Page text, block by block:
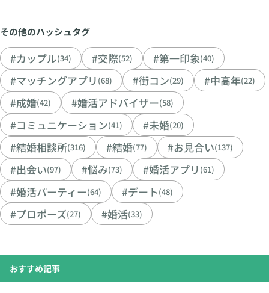
その他のハッシュタグ
#カップル(34) #交際(52) #第一印象(40)
#マッチングアプリ (68) #街コン(29) #中高年(22)
#成婚(42) #婚活アドバイザー(58)
#コミュニケーション(41) #未婚(20)
#結婚相談所(316) #結婚(77) #お見合い(137)
#出会い(97) #悩み(73) #婚活アプリ (61)
#婚活パーティー(64) #デート(48)
#プロポーズ(27) #婚活(33)
おすすめ記事